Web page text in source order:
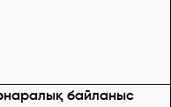
байланыс